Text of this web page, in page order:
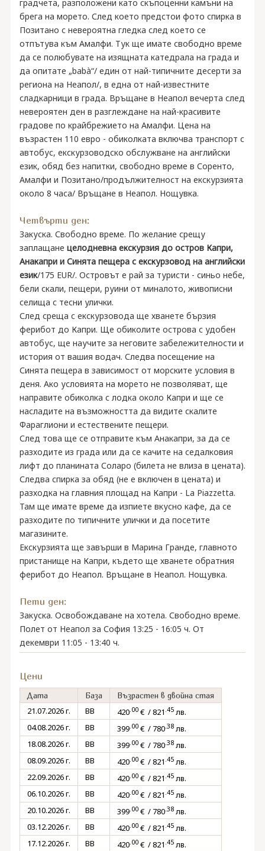
градчета, разположени като скъпоценни камъни на
брега на морето. След което предстои фото спирка в
Позитано с невероятна гледка след което се
отпътува към Амалфи. Тук ще имате свободно време
да се полюбувате на изящната катедрала на града и
да опитате „babà“/ един от най-типичните десерти за
региона на Неапол/, в една от най-известните
сладкарници в града. Връщане в Неапол вечерта след
невероятен ден в разглеждане на най-красивите
градове по крайбрежието на Амалфи. Цена на
възрастен 110 евро - обиколката включва транспорт с
автобус, екскурзоводско обслужване на английски
език, обяд без напитки, свободно време в Соренто,
Амалфи и Позитано/продължителност на екскурзията
около 8 часа/ Връщане в Неапол. Нощувка.
Четвърти ден:
Закуска. Свободно време. По желание срещу
заплащане целодневна екскурзия до остров Капри,
Анакапри и Синята пещера с екскурзовод на английски
език/175 EUR/. Островът е рай за туристи - синьо небе,
бели скали, пещери, руини от миналото, живописни
селища с тесни улички.
След среща с екскурзовода ще хванете бързия
ферибот до Капри. Ще обиколите острова с удобен
автобус, ще научите за неговите забележителности и
история от вашия водач. Следва посещение на
Синята пещера в зависимост от морските условия в
деня. Ако условията на морето не позволяват, ще
направите обиколка с лодка около Капри и ще се
насладите на възможността да видите скалите
Фараглиони и естествените пещери.
След това ще се отправите към Анакапри, за да се
разходите из града или да се качите на седалковия
лифт до планината Соларо (билета не влиза в цената).
Следва спирка за обяд (не е включен в цената) и
разходка на главния площад на Капри - La Piazzetta.
Там ще имате време да изпиете вкусно кафе, да се
разходите по типичните улички и да посетите
магазините.
Екскурзията ще завърши в Марина Гранде, главното
пристанище на Капри, където ще хванете обратния
ферибот до Неапол. Връщане в Неапол. Нощувка.
Пети ден:
Закуска. Освобождаване на хотела. Свободно време.
Полет от Неапол за София 13:25 - 16:05 ч. От
декември 11:05 - 13:40 ч.
Цени
Дата База Възрастен в двойна стая
21.07.2026 г. BB 420.00€ / 821 .45лв.
04.08.2026 г.
BB 399.00€ / 780.38лв.
18.08.2026 г.
BB 399.00€ / 780.38лв.
08.09.2026 г.
BB 420.00€ / 821 .45лв.
22.09.2026 г.
BB 420.00€ / 821 .45лв.
06.10.2026 г.
BB 420.00€ / 821 .45лв.
20.10.2026 г.
BB 399.00€ / 780.38лв.
03.12.2026 г.
BB 420.00€ / 821 .45лв.
17.12.2026 г.
BB 420.00€ / 821 .45лв.